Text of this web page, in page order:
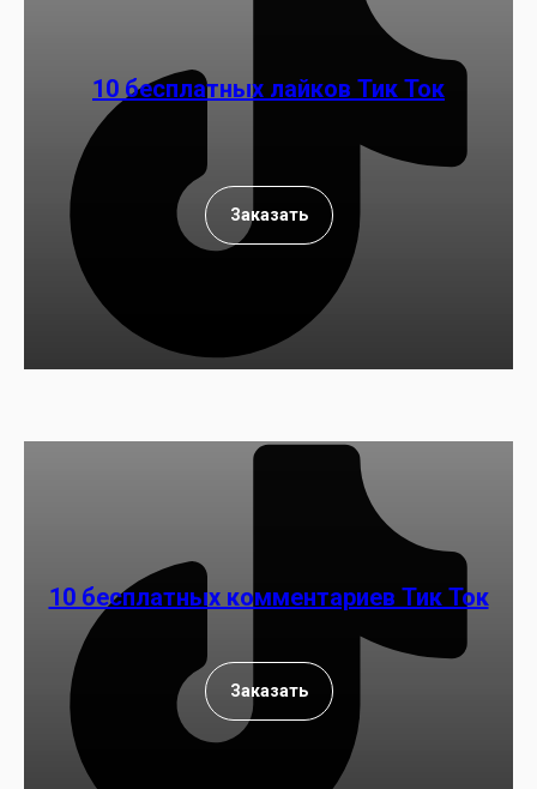
10 бесплатных лайков Тик Ток
Заказать
10 бесплатных комментариев Тик Ток
Заказать